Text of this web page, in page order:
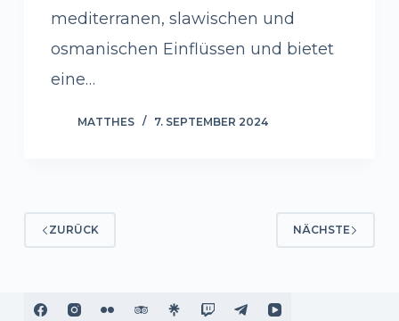
mediterranen, slawischen und
osmanischen Einflüssen und bietet
eine…
MATTHES 7. SEPTEMBER 2024
ZURÜCK NÄCHSTE